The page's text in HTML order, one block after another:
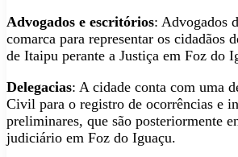
Advogados e escritórios: Advogados
comarca para representar os cidadãos
de Itaipu perante a Justiça em Foz do
Delegacias: A cidade conta com uma
Civil para o registro de ocorrências e
preliminares, que são posteriormente
judiciário em Foz do Iguaçu.